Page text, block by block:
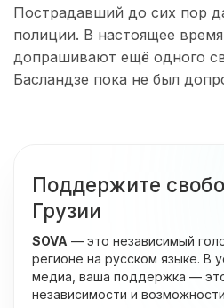
Пострадавший до сих пор
полиции. В настоящее
допрашивают ещё одного
Басландзе пока не был
Поддержите
Грузии
SOVA — это независимый
регионе на русском языке. В
медиа, ваша поддержка —
независимости и